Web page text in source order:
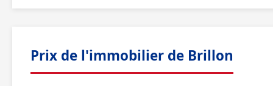
Prix de l'immobilier de Brillon